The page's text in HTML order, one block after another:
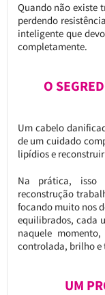
Quando não existe
perdendo
inteligente que
completamente.
O
Um cabelo
de um cuidado
lipídios e
Na prática, isso
reconstrução
focando muito nos
equilibrados, cada
naquele
controlada, brilho e
UM